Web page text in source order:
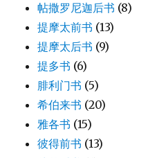
帖撒罗尼迦后书 (8)
提摩太前书 (13)
提摩太后书 (9)
提多书 (6)
腓利门书 (5)
希伯来书 (20)
雅各书 (15)
彼得前书 (13)